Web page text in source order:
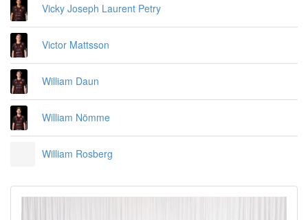
Vicky Joseph Laurent Petry
Victor Mattsson
William Daun
William Nömme
William Rosberg